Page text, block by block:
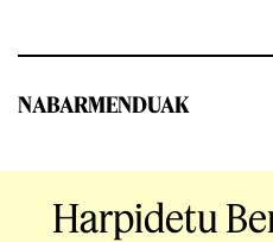
NABARMENDUAK
Harpidetu